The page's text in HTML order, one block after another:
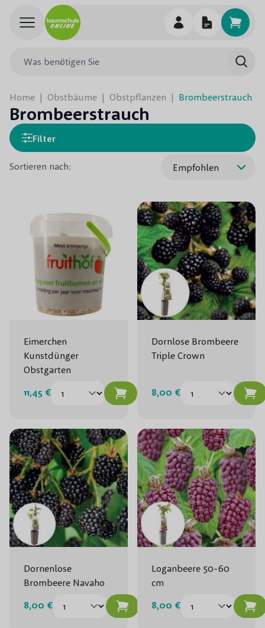
Skip to Content
Home | Obstbäume | Obstpflanzen | Brombeerstrauch
Brombeerstrauch
Filter
Sortieren nach:
Eimerchen
Kunstdünger
Obstgarten
11,45 €
Dornlose Brombeere
Triple Crown
8,00 €
Dornenlose
Brombeere Navaho
8,00 €
Loganbeere 50-60
cm
8,00 €